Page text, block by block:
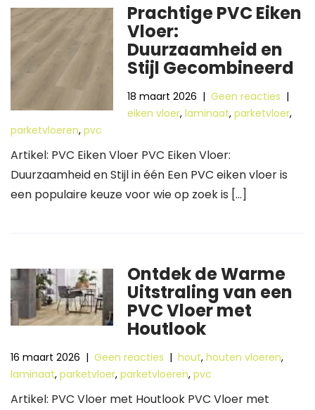
Prachtige PVC Eiken
Vloer:
Duurzaamheid en
Stijl Gecombineerd
18 maart 2026 |Geen reacties |
eiken vloer,laminaat,parketvloer,
parketvloeren, pvc
Artikel: PVC Eiken Vloer PVC Eiken Vloer:
Duurzaamheid en Stijl in één Een PVC eiken vloer is
een populaire keuze voor wie op zoek is […]
Ontdek de Warme
Uitstraling van een
PVC Vloer met
Houtlook
16 maart 2026 | Geen reacties | hout, houten vloeren,
laminaat, parketvloer, parketvloeren, pvc
Artikel: PVC Vloer met Houtlook PVC Vloer met